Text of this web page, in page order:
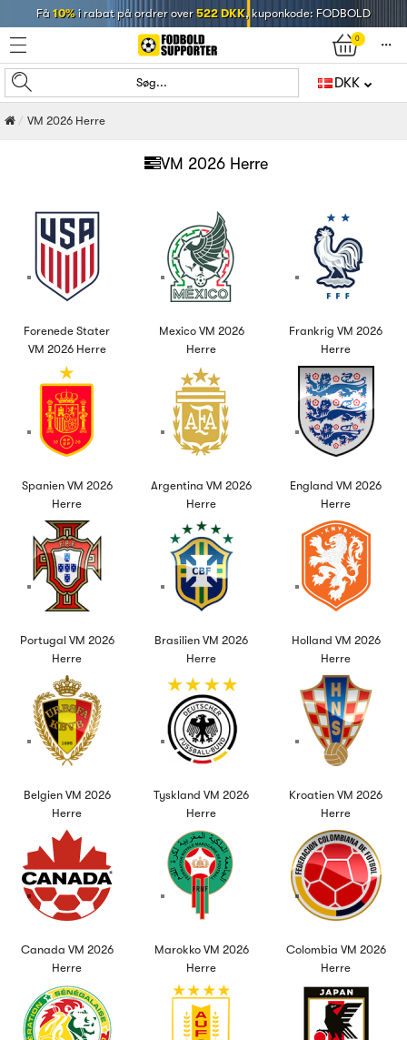
Få 10%i rabat på ordrer over522 DKK, kuponkode: FODBOLD
0
󰄒
Søg... DKK
VM 2026 Herre
VM 2026 Herre
Forenede Stater
VM 2026 Herre
Mexico VM 2026
Herre
Frankrig VM 2026
Herre
Spanien VM 2026
Herre
Argentina VM 2026
Herre
England VM 2026
Herre
Portugal VM 2026
Herre
Brasilien VM 2026
Herre
Holland VM 2026
Herre
Belgien VM 2026
Herre
Tyskland VM 2026
Herre
Kroatien VM 2026
Herre
Canada VM 2026
Herre
Marokko VM 2026
Herre
Colombia VM 2026
Herre